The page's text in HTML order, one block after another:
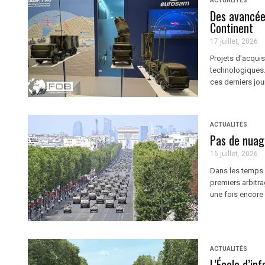
Des
Continent
17 juillet, 2026
Projets
ces derniers
ACTUALITÉS
Pas de
16 juillet, 2026
Dans les
premiers
une fois
ACTUALITÉS